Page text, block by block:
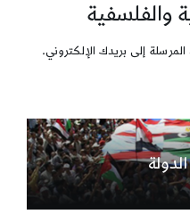
والفلسفية
إلى بريدك الإلكتروني.